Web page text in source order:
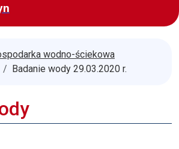
wodno-ściekowa
Badanie wody 29.03.2020 r.